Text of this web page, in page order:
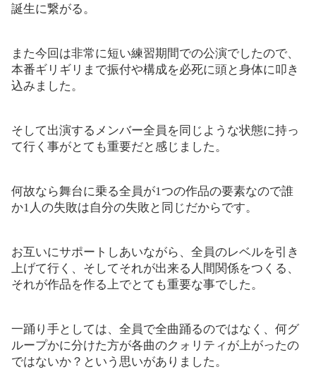
誕生に繋がる。
また今回は非常に短い練習期間での公演でしたので、
本番ギリギリまで振付や構成を必死に頭と身体に叩き
込みました。
そして出演するメンバー全員を同じような状態に持っ
て行く事がとても重要だと感じました。
何故なら舞台に乗る全員が1つの作品の要素なので誰
か1人の失敗は自分の失敗と同じだからです。
お互いにサポートしあいながら、全員のレベルを引き
上げて行く、そしてそれが出来る人間関係をつくる、
それが作品を作る上でとても重要な事でした。
一踊り手としては、全員で全曲踊るのではなく、何グ
ループかに分けた方が各曲のクォリティが上がったの
ではないか？という思いがありました。